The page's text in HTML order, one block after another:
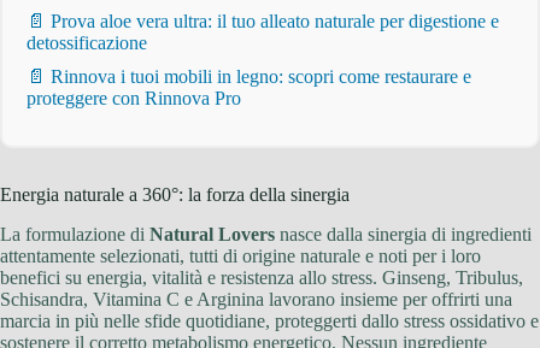
📄 Prova aloe vera ultra: il tuo alleato naturale per digestione e
detossificazione
📄 Rinnova i tuoi mobili in legno: scopri come restaurare e
proteggere con Rinnova Pro
Energia naturale a 360°: la forza della sinergia
La formulazione di Natural Lovers nasce dalla sinergia di ingredienti
attentamente selezionati, tutti di origine naturale e noti per i loro
benefici su energia, vitalità e resistenza allo stress. Ginseng, Tribulus,
Schisandra, Vitamina C e Arginina lavorano insieme per offrirti una
marcia in più nelle sfide quotidiane, proteggerti dallo stress ossidativo e
sostenere il corretto metabolismo energetico. Nessun ingrediente